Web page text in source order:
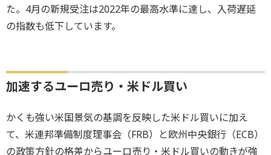
た。4月の新規受注は2022年の最高水準に達し、入荷遅延
の指数も低下しています。
加速するユーロ売り・米ドル買い
かくも強い米国景気の基調を反映した米ドル買いに加え
て、米連邦準備制度理事会（FRB）と欧州中央銀行（ECB）
の政策方針の格差からユーロ売り・米ドル買いの動きが強